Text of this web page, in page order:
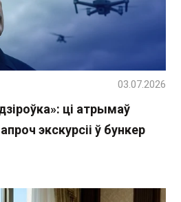
ці атрымаў
экскурсіі ў бункер
03.07.2026